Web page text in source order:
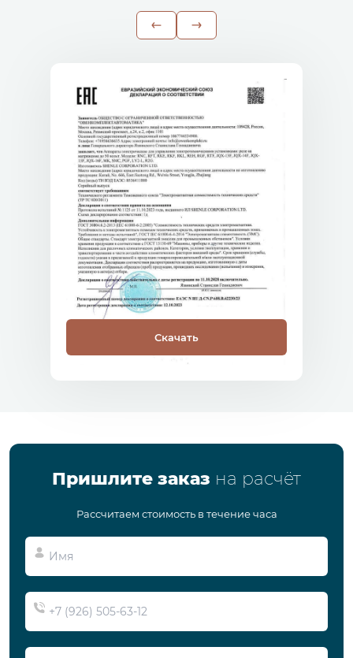
Скачать
Пришлите заказ на расчёт
Рассчитаем стоимость в течение часа